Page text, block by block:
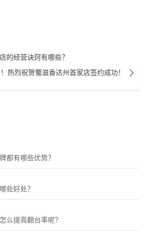
的经营诀窍有哪些？

热烈祝贺蜀滋香达州首家店签约成功！
都有哪些优势？
些好处？
么提高翻台率呢？